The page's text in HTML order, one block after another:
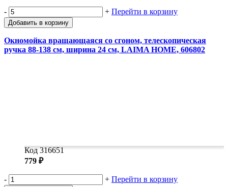
- + Перейти в корзину
Добавить в корзину
Окномойка вращающаяся со сгоном, телескопическая
ручка 88-138 см, ширина 24 см, LAIMA HOME, 606802
Код 316651
779 ₽
- + Перейти в корзину